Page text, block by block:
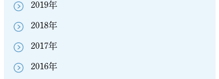
2019年
2018年
2017年
2016年